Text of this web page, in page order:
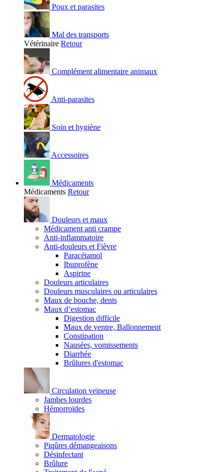
Poux et parasites
Mal des transports
Vétérinaire Retour
Complément alimentaire animaux
Anti-parasites
Soin et hygiène
Accessoires
Médicaments
Médicaments Retour
Douleurs et maux
Médicament anti crampe
Anti-inflammatoire
Anti-douleurs et Fièvre
Paracétamol
Ibuprofène
Aspirine
Douleurs articulaires
Douleurs musculaires ou articulaires
Maux de bouche, dents
Maux d’estomac
Digestion difficile
Maux de ventre, Ballonnement
Constipation
Nausées, vomissements
Diarrhée
Brûlures d'estomac
Circulation veineuse
Jambes lourdes
Hémorroïdes
Dermatologie
Piqûres démangeaisons
Désinfectant
Brûlure